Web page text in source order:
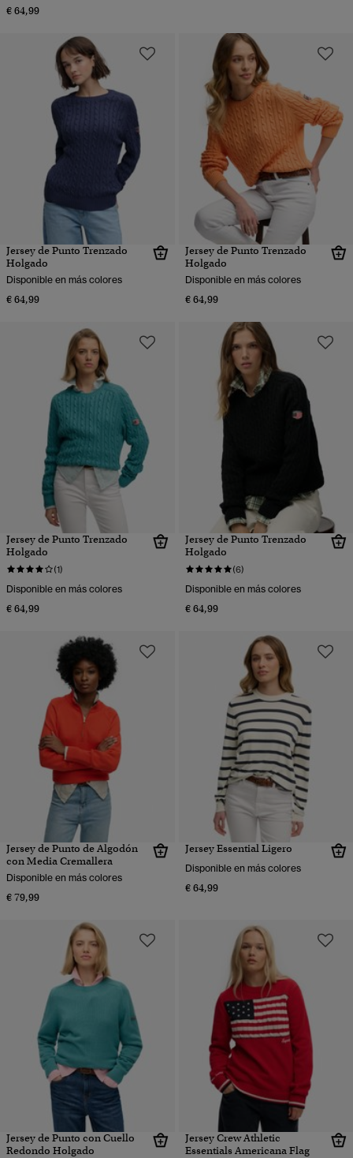
€ 64,99
Jersey de Punto Trenzado
Holgado
Disponible en más colores
€ 64,99
Jersey de Punto Trenzado
Holgado
Disponible en más colores
€ 64,99
Jersey de Punto Trenzado
Holgado
(1)
Disponible en más colores
€ 64,99
Jersey de Punto Trenzado
Holgado
(6)
Disponible en más colores
€ 64,99
Jersey de Punto de Algodón
con Media Cremallera
Disponible en más colores
€ 79,99
Jersey Essential Ligero
Disponible en más colores
€ 64,99
Jersey de Punto con Cuello
Redondo Holgado
Jersey Crew Athletic
Essentials Americana Flag